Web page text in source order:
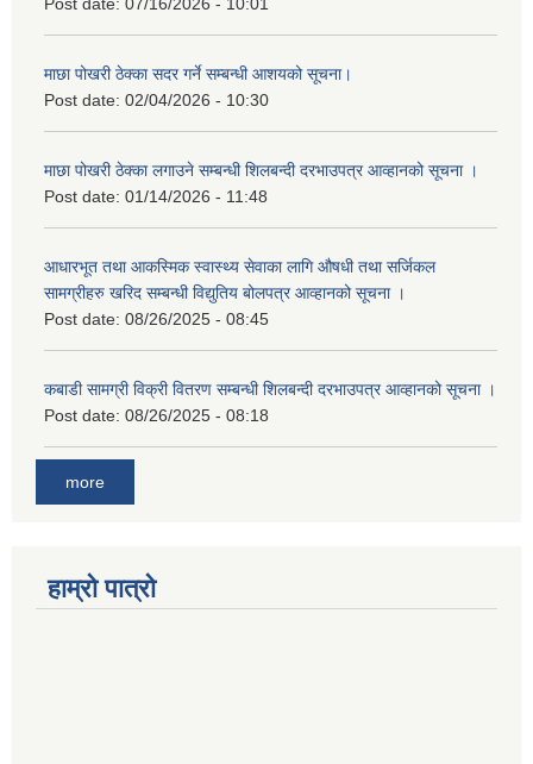
माछा पोखरी ठेक्का सदर गर्ने सम्बन्धी आशयको सूचना।
Post date: 02/04/2026 - 10:30
माछा पोखरी ठेक्का लगाउने सम्बन्धी शिलबन्दी दरभाउपत्र आव्हानको सूचना ।
Post date: 01/14/2026 - 11:48
आधारभूत तथा आकस्मिक स्वास्थ्य सेवाका लागि औषधी तथा सर्जिकल
सामग्रीहरु खरिद सम्बन्धी विद्युतिय बोलपत्र आव्हानको सूचना ।
Post date: 08/26/2025 - 08:45
कबाडी सामग्री विक्री वितरण सम्बन्धी शिलबन्दी दरभाउपत्र आव्हानको सूचना ।
Post date: 08/26/2025 - 08:18
more
हाम्रो पात्रो